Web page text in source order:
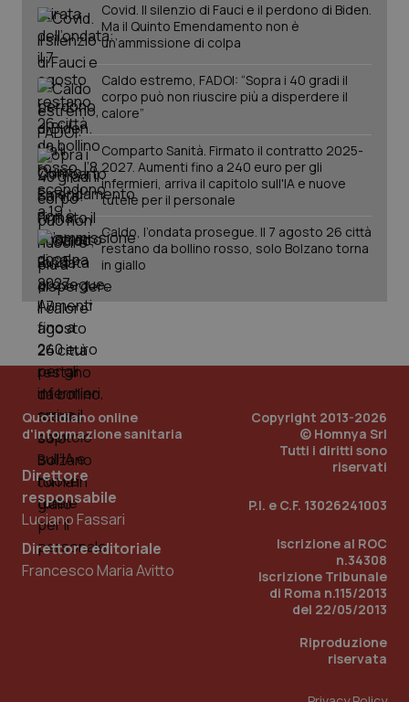
Covid. Il silenzio di Fauci e il perdono di Biden.
Ma il Quinto Emendamento non è
un’ammissione di colpa
Caldo estremo, FADOI: “Sopra i 40 gradi il
corpo può non riuscire più a disperdere il
calore”
Comparto Sanità. Firmato il contratto 2025-
2027. Aumenti fino a 240 euro per gli
infermieri, arriva il capitolo sull'IA e nuove
tutele per il personale
Caldo, l’ondata prosegue. Il 7 agosto 26 città
restano da bollino rosso, solo Bolzano torna
in giallo
Quotidiano online
d'informazione sanitaria
Direttore
responsabile
Luciano Fassari
Direttore editoriale
Francesco Maria Avitto
Copyright 2013-2026
© Homnya Srl
Tutti i diritti sono
riservati
P.I. e C.F. 13026241003
Iscrizione al ROC
n.34308
Iscrizione Tribunale
di Roma n.115/2013
del 22/05/2013
Riproduzione
riservata
tracking-sites-ironfish-
session-id
www.quotidianosanita.it
_ga
PHPSESSID
PHP.net
www.quotidianosanita.it